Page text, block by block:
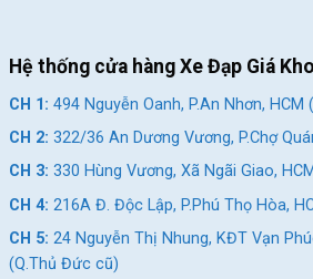
Líp ATA
Bánh Xe Đạp Đua Stlotus ST400 –
Cơ
Bánh xe thuộc kích thước 700c nhỏ
700x28c phù hợp với người tiêu dùng
Vành xe được thiết kế bằng hợp kim
Hệ thống cửa hàng Xe Đạp Giá Kho
CH 1: 494 Nguyễn Oanh, P.An Nhơn, HCM
CH 2: 322/36 An Dương Vương, P.Chợ
CH 3: 330 Hùng Vương, Xã Ngãi Giao,
CH 4: 216A Đ. Độc Lập, P.Phú Thọ Hòa,
CH 5: 24 Nguyễn Thị Nhung, KĐT Vạn
(Q.Thủ Đức cũ)